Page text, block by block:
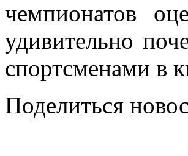
чемпионатов
удивительно
спортсменами в
Поделиться